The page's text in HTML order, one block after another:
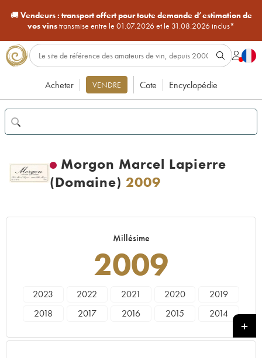
🚚Vendeurs : transport offert pour toute demande d’estimation de
vos vinstransmise entre le 01.07.2026 et le 31.08.2026 inclus*
Acheter VENDRE Cote Encyclopédie
Morgon Marcel Lapierre
(Domaine) 2009
Millésime
2009
2023 2022 2021 2020
2019
2018
2017 2016 2015
2014